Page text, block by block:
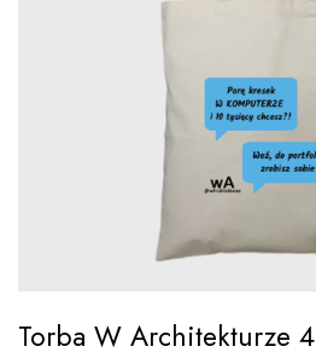
Torba W Architekturze 4